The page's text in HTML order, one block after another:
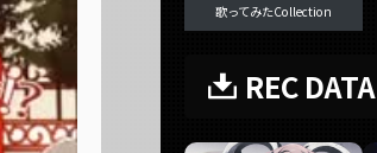
歌ってみたCollection
REC DATA